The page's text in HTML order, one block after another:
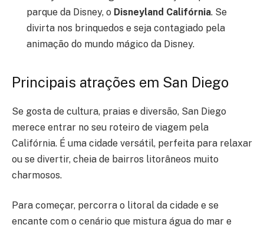
parque da Disney, o Disneyland Califórnia. Se
divirta nos brinquedos e seja contagiado pela
animação do mundo mágico da Disney.
Principais atrações em San Diego
Se gosta de cultura, praias e diversão, San Diego
merece entrar no seu roteiro de viagem pela
Califórnia. É uma cidade versátil, perfeita para relaxar
ou se divertir, cheia de bairros litorâneos muito
charmosos.
Para começar, percorra o litoral da cidade e se
encante com o cenário que mistura água do mar e